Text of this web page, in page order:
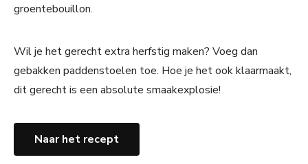
groentebouillon.
Wil je het gerecht extra herfstig maken? Voeg dan
gebakken paddenstoelen toe. Hoe je het ook klaarmaakt,
dit gerecht is een absolute smaakexplosie!
Naar het recept